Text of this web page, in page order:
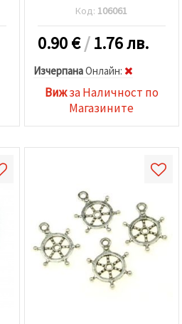
Код: 106061
0.90€/1.76 лв.
ИзчерпанаOнлайн:
Вижза Наличност по
Магазините